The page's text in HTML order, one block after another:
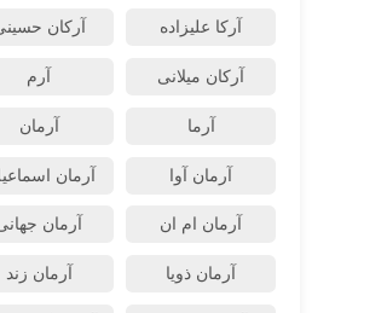
آرکا علیزاده آرکان
آرکان میلانی آرم
آرما آرمان
آرمان آوا آرمان
آرمان ام ان آرمان
آرمان ذویا آرمان زند